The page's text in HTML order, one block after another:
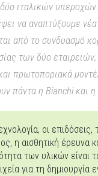
ιταλικών
να αναπτύξουμε
από το συνδυασμό
των δύο
πρωτοποριακά
πάντα η Bianchi και η
οι επιδόσεις,
η αισθητική έρευνα
των υλικών είναι
για τη δημιουργία